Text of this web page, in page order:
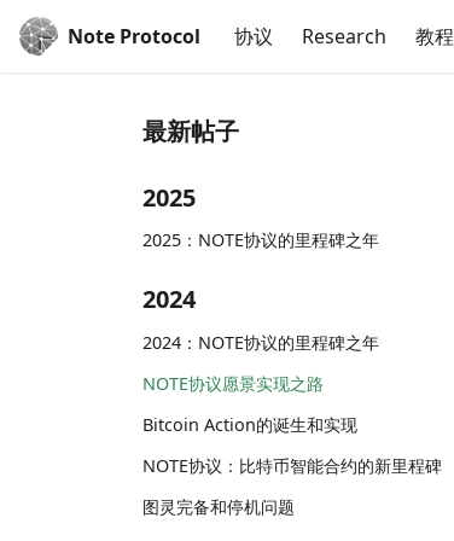
Note Protocol 协议 Research 教程
最新帖子
2025
2025：NOTE协议的里程碑之年
2024
2024：NOTE协议的里程碑之年
NOTE协议愿景实现之路
Bitcoin Action的诞生和实现
NOTE协议：比特币智能合约的新里程碑
图灵完备和停机问题